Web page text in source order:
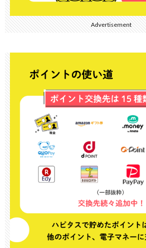
Advertisement